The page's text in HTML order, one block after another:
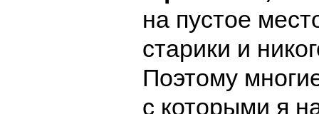
на пустое
старики и
Поэтому
с которыми я